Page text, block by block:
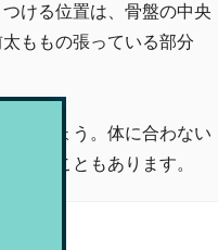
ける位置は、骨盤の中央
ももの張っている部分
ましょう。体に合わない
出ることもあります。